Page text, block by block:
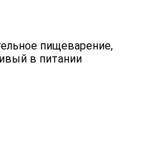
пищеварение,
в питании